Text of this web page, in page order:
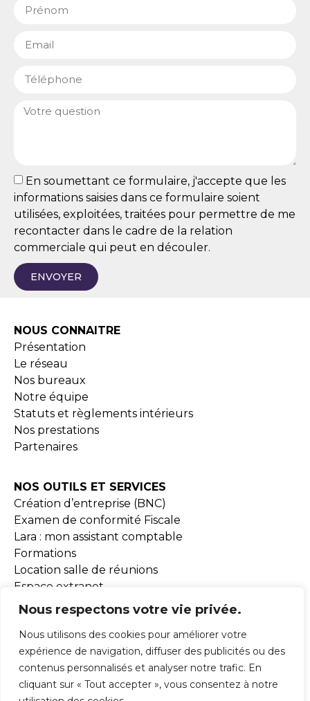
Nous respectons votre vie privée.
Nous utilisons des cookies pour améliorer votre
expérience de navigation, diffuser des publicités ou des
contenus personnalisés et analyser notre trafic. En
cliquant sur « Tout accepter », vous consentez à notre
En soumettant ce formulaire, j'accepte que les
informations saisies dans ce formulaire soient
utilisées, exploitées, traitées pour permettre de me
recontacter dans le cadre de la relation
commerciale qui peut en découler.
ENVOYER
NOUS CONNAITRE
Présentation
Le réseau
Nos bureaux
Notre équipe
Statuts et règlements intérieurs
Nos prestations
Partenaires
NOS OUTILS ET SERVICES
Création d’entreprise (BNC)
Examen de conformité Fiscale
Lara : mon assistant comptable
Formations
Location salle de réunions
Espace extranet
Document BNC
ADHESION
ACTUALITÉS